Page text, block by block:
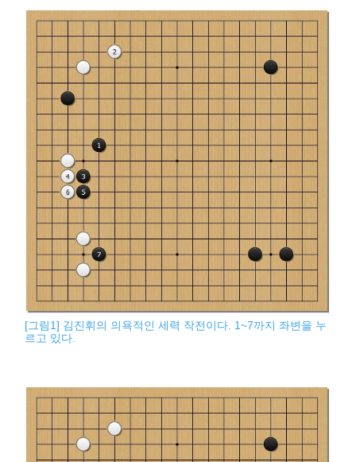
[그림1] 김진휘의 의욕적인 세력 작전이다. 1~7까지 좌변을 누
르고 있다.